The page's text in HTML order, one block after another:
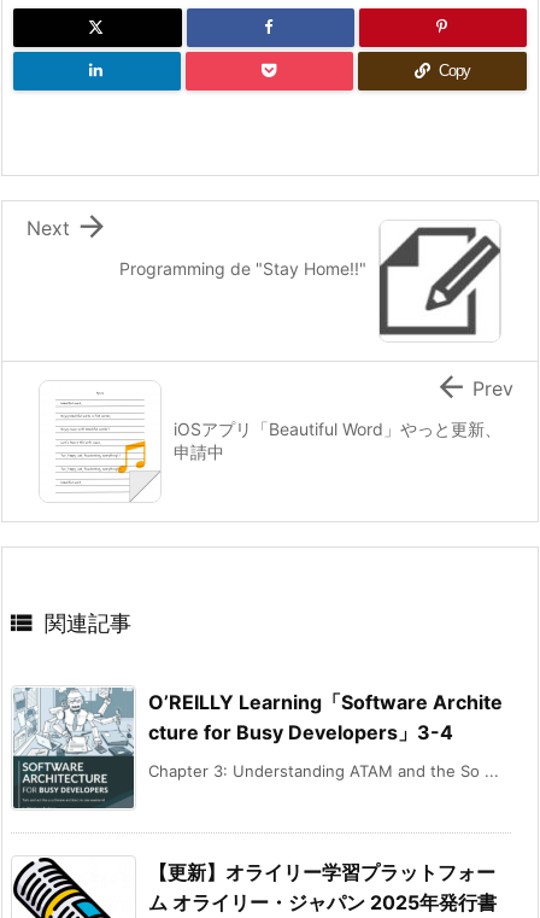
Copy
Programming de "Stay Home!!"

Next
iOSアプリ「Beautiful Word」やっと更新、
申請中
 Prev
 関連記事
O’REILLY Learning「Software Archite
cture for Busy Developers」3-4
Chapter 3: Understanding ATAM and the So ...
【更新】オライリー学習プラットフォー
ム オライリー・ジャパン 2025年発行書